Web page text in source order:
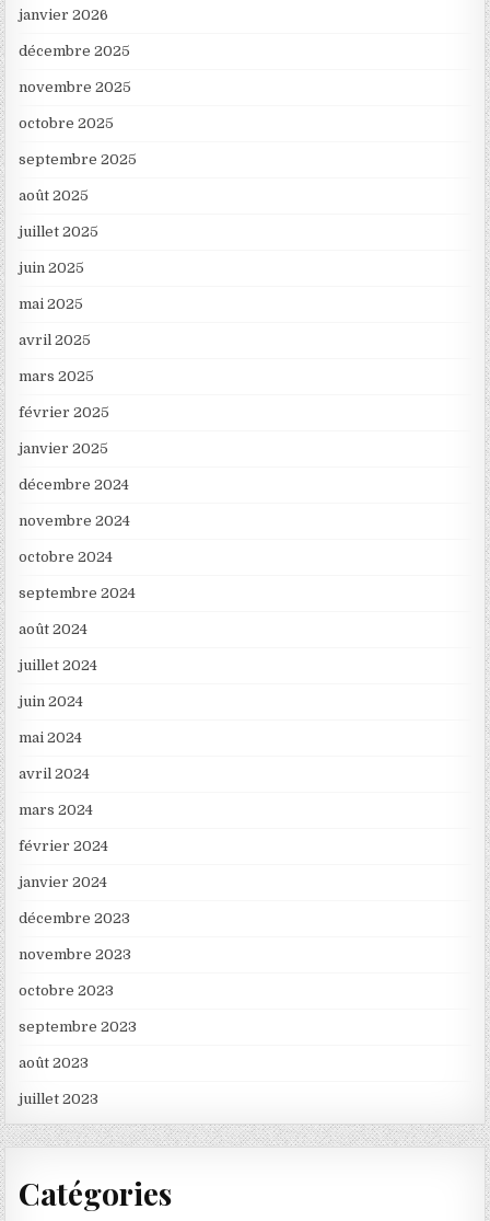
janvier 2026
décembre 2025
novembre 2025
octobre 2025
septembre 2025
août 2025
juillet 2025
juin 2025
mai 2025
avril 2025
mars 2025
février 2025
janvier 2025
décembre 2024
novembre 2024
octobre 2024
septembre 2024
août 2024
juillet 2024
juin 2024
mai 2024
avril 2024
mars 2024
février 2024
janvier 2024
décembre 2023
novembre 2023
octobre 2023
septembre 2023
août 2023
juillet 2023
Catégories